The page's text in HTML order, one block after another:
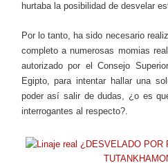
hurtaba la posibilidad de desvelar
Por lo tanto, ha sido necesario
completo a numerosas momias
autorizado por el Consejo
Egipto, para intentar hallar una
poder así salir de dudas, ¿o es
interrogantes al respecto?.